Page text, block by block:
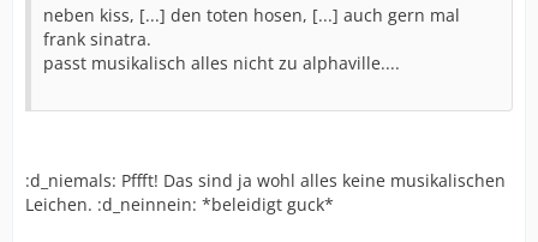
neben kiss, [...] den toten hosen, [...] auch gern mal
frank sinatra.
passt musikalisch alles nicht zu alphaville....
:d_niemals: Pffft! Das sind ja wohl alles keine musikalischen
Leichen. :d_neinnein: *beleidigt guck*